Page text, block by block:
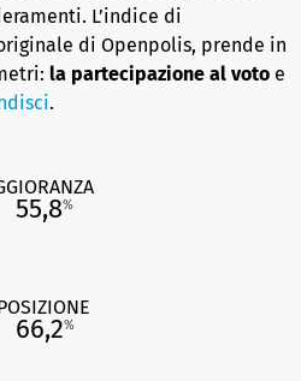
L’indice di
di Openpolis, prende in
la partecipazione al voto e
.
55,8%
66,2%